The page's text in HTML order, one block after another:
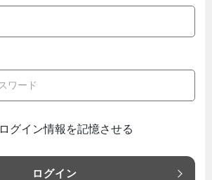
ログイン情報を記憶させる
ログイン